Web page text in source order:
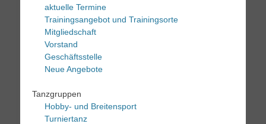
aktuelle Termine
Trainingsangebot und Trainingsorte
Mitgliedschaft
Vorstand
Geschäftsstelle
Neue Angebote
Tanzgruppen
Hobby- und Breitensport
Turniertanz